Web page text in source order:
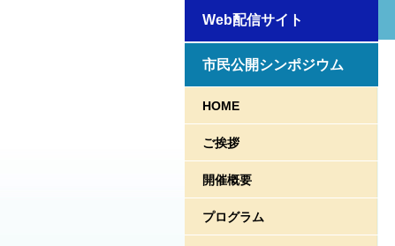
Web配信サイト
市民公開シンポジウム
HOME
ご挨拶
開催概要
プログラム